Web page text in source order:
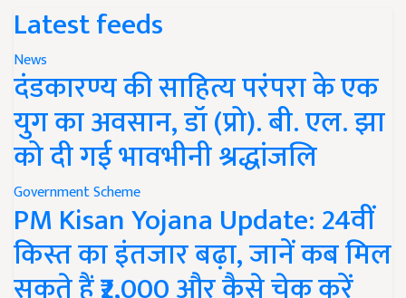
Latest feeds
News
दंडकारण्य की साहित्य परंपरा के एक
युग का अवसान, डॉ (प्रो). बी. एल. झा
को दी गई भावभीनी श्रद्धांजलि
Government Scheme
PM Kisan Yojana Update: 24वीं
किस्त का इंतजार बढ़ा, जानें कब मिल